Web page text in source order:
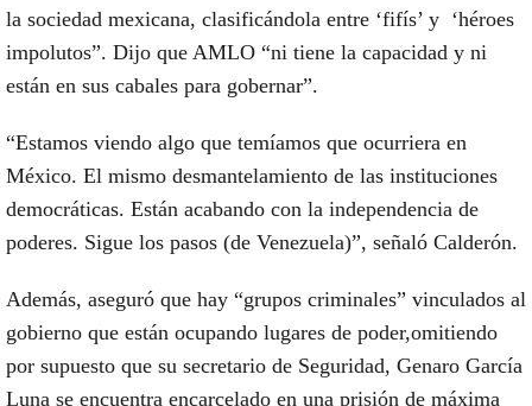
la sociedad mexicana, clasificándola entre ‘fifís’ y ‘héroes
impolutos”. Dijo que AMLO “ni tiene la capacidad y ni
están en sus cabales para gobernar”.
“Estamos viendo algo que temíamos que ocurriera en
México. El mismo desmantelamiento de las instituciones
democráticas. Están acabando con la independencia de
poderes. Sigue los pasos (de Venezuela)”, señaló Calderón.
Además, aseguró que hay “grupos criminales” vinculados al
gobierno que están ocupando lugares de poder,omitiendo
por supuesto que su secretario de Seguridad, Genaro García
Luna se encuentra encarcelado en una prisión de máxima